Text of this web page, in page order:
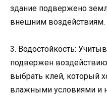
здание подвержено
внешним воздействиям.
3. Водостойкость:
подвержен
выбрать клей, который
влажными условиями и